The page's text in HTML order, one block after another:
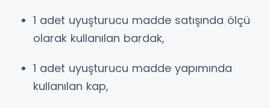
1 adet uyuşturucu madde satışında ölçü
olarak kullanılan bardak,
1 adet uyuşturucu madde yapımında
kullanılan kap,